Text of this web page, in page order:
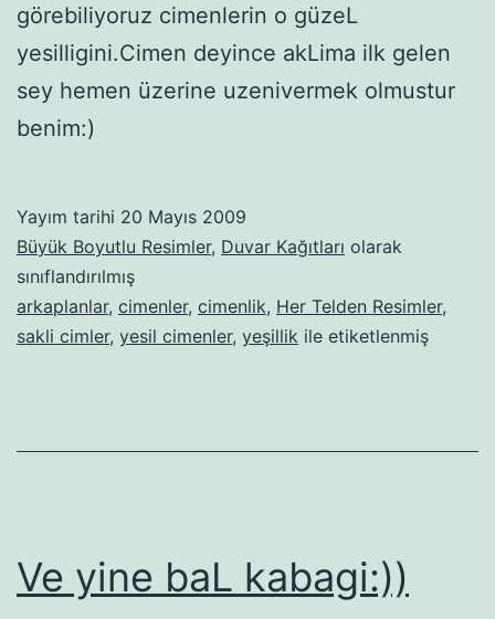
görebiliyoruz cimenlerin o güzeL
yesilligini.Cimen deyince akLima ilk gelen
sey hemen üzerine uzenivermek olmustur
benim:)
Yayım tarihi 20 Mayıs 2009
Büyük Boyutlu Resimler, Duvar Kağıtları olarak
sınıflandırılmış
arkaplanlar, cimenler, cimenlik, Her Telden Resimler,
sakli cimler, yesil cimenler, yeşillik ile etiketlenmiş
Ve yine baL kabagi:))